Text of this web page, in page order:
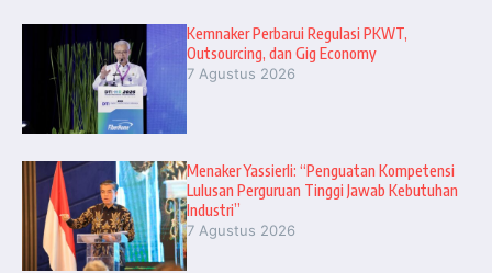
Kemnaker Perbarui Regulasi PKWT,
Outsourcing, dan Gig Economy
7 Agustus 2026
Menaker Yassierli: “Penguatan Kompetensi
Lulusan Perguruan Tinggi Jawab Kebutuhan
Industri”
7 Agustus 2026